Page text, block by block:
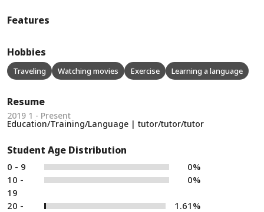
Features
Hobbies
Traveling Watching movies Exercise Learning a language
Resume
2019 1 - Present
Education/Training/Language | tutor/tutor/tutor
Student Age Distribution
0 - 9
0%
10 -
19
0%
20 -
1.61%